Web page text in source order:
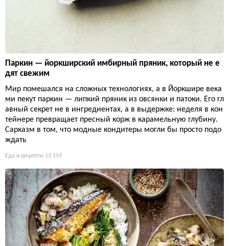
Паркин — йоркширский имбирный пряник, который не е
дят свежим
Мир помешался на сложных технологиях, а в Йоркшире века
ми пекут паркин — липкий пряник из овсянки и патоки. Его гл
авный секрет не в ингредиентах, а в выдержке: неделя в кон
тейнере превращает пресный корж в карамельную глубину.
Сарказм в том, что модные кондитеры могли бы просто подо
ждать
Еда и рецепты 13 159